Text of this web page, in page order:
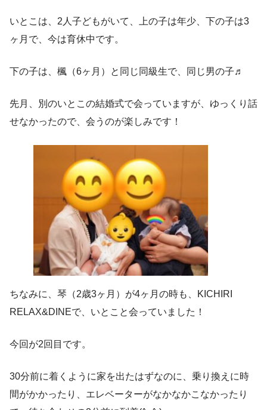
いとこは、2人子どもがいて、上の子は年少、下の子は3
ヶ月で、今は育休中です。
下の子は、楓（6ヶ月）と同じ同級生で、同じ男の子♬
先月、別のいとこの結婚式で会っていますが、ゆっくり話
せなかったので、会うのが楽しみです！
ちなみに、琴（2歳3ヶ月）が4ヶ月の時も、KICHIRI
RELAX&DINEで、いとこと会っていました！
今回が2回目です。
30分前に着くように家を出たはずなのに、乗り換えに時
間がかかったり、エレベーターがなかなかこなかったり